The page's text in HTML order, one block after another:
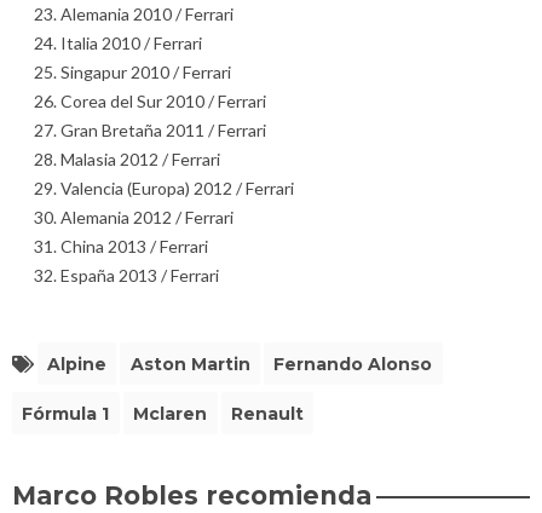
Alemania 2010 / Ferrari
Italia 2010 / Ferrari
Singapur 2010 / Ferrari
Corea del Sur 2010 / Ferrari
Gran Bretaña 2011 / Ferrari
Malasia 2012 / Ferrari
Valencia (Europa) 2012 / Ferrari
Alemania 2012 / Ferrari
China 2013 / Ferrari
España 2013 / Ferrari
Alpine Aston Martin Fernando Alonso
Fórmula 1 Mclaren Renault
Marco Robles recomienda